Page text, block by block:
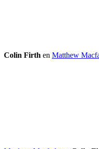
Colin Firth en Matthew